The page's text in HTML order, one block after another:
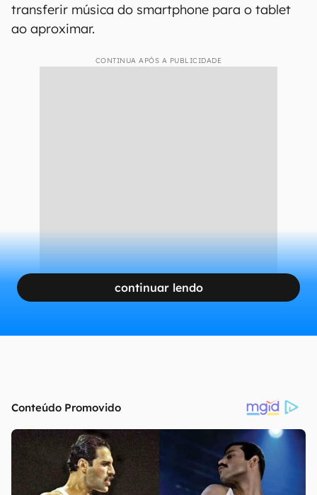
transferir música do smartphone para o tablet
ao aproximar.
CONTINUA APÓS A PUBLICIDADE
continuar lendo